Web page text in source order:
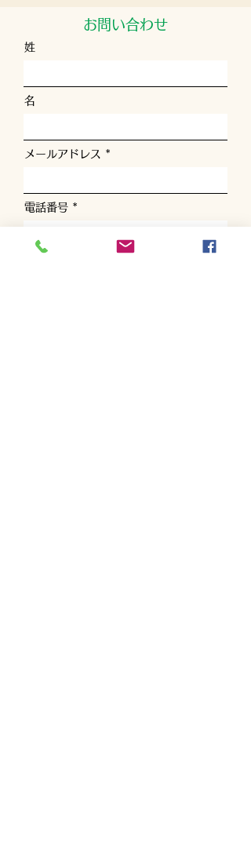
お問い合わせ
姓
名
メールアドレス
電話番号